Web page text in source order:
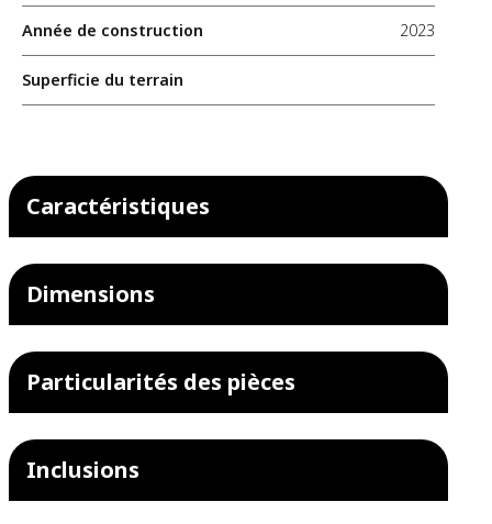
Année de construction 2023
Superficie du terrain
Caractéristiques
Dimensions
Particularités des pièces
Inclusions